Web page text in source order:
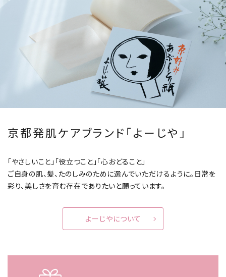
京都発肌ケアブランド「よーじや」
「やさしいこと」「役立つこと」「心おどること」
ご自身の肌、髪、たのしみのために選んでいただけるように。 日常を
彩り、美しさを育む存在でありたいと願っています。
よーじやについて